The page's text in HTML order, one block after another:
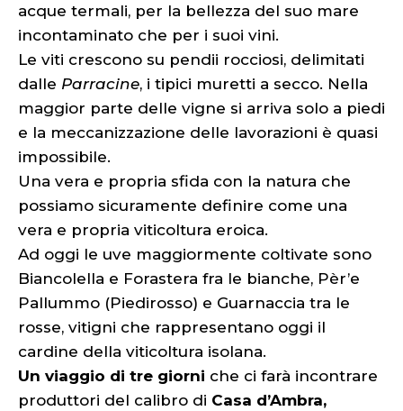
acque termali, per la bellezza del suo mare
incontaminato che per i suoi vini.
Le viti crescono su pendii rocciosi, delimitati
dalle Parracine, i tipici muretti a secco. Nella
maggior parte delle vigne si arriva solo a piedi
e la meccanizzazione delle lavorazioni è quasi
impossibile.
Una vera e propria sfida con la natura che
possiamo sicuramente definire come una
vera e propria viticoltura eroica.
Ad oggi le uve maggiormente coltivate sono
Biancolella e Forastera fra le bianche, Pèr’e
Pallummo (Piedirosso) e Guarnaccia tra le
rosse, vitigni che rappresentano oggi il
cardine della viticoltura isolana.
Un viaggio di tre giorni che ci farà incontrare
produttori del calibro di Casa d’Ambra,